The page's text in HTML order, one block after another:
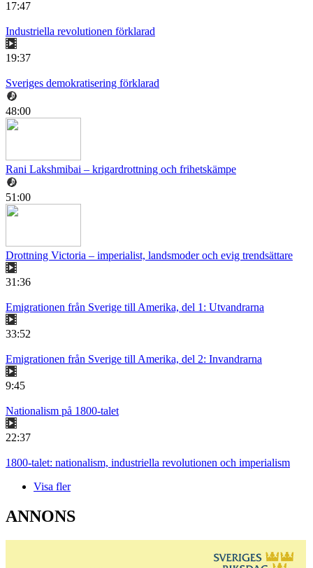
17:47
Industriella revolutionen förklarad
19:37
Sveriges demokratisering förklarad
48:00
Rani Lakshmibai – krigardrottning och frihetskämpe
51:00
Drottning Victoria – imperialist, landsmoder och evig trendsättare
31:36
Emigrationen från Sverige till Amerika, del 1: Utvandrarna
33:52
Emigrationen från Sverige till Amerika, del 2: Invandrarna
9:45
Nationalism på 1800-talet
22:37
1800-talet: nationalism, industriella revolutionen och imperialism
Visa fler
ANNONS